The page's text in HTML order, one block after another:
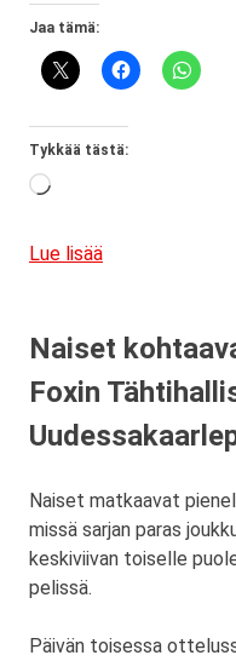
Jaa tämä:
Tykkää tästä:
Loading…
Lue lisää
Naiset
Foxin
Naiset matkaavat
missä sarjan paras
keskiviivan toiselle
pelissä.
Päivän toisessa